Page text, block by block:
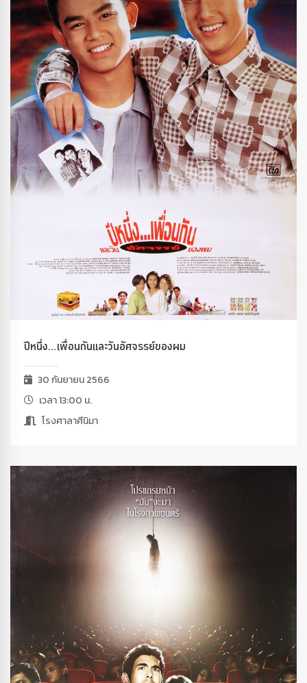
ปีหนึ่ง…เพื่อนกันและวันอัศจรรย์ของผม
30 กันยายน 2566
เวลา 13:00 น.
โรงศาลาศีนิมา